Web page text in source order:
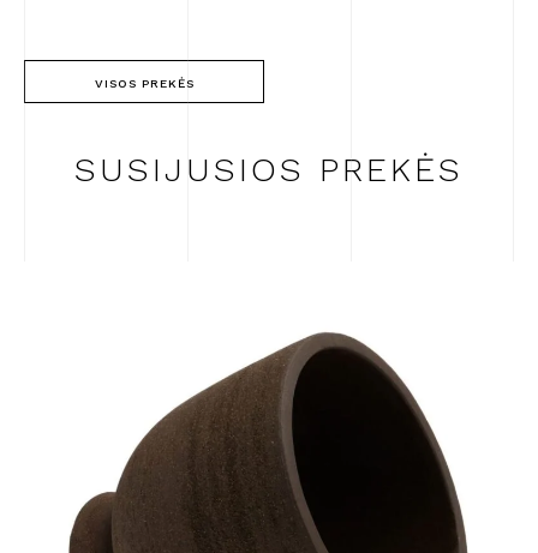
VISOS PREKĖS
SUSIJUSIOS PREKĖS